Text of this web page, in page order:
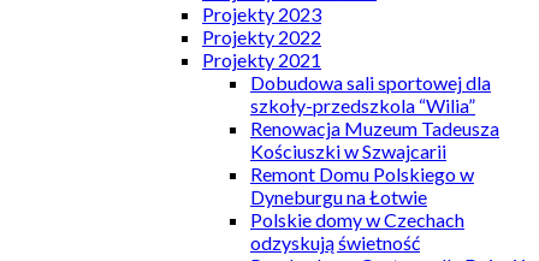
Projekty 2023
Projekty 2022
Projekty 2021
Dobudowa sali sportowej dla
szkoły-przedszkola “Wilia”
Renowacja Muzeum Tadeusza
Kościuszki w Szwajcarii
Remont Domu Polskiego w
Dyneburgu na Łotwie
Polskie domy w Czechach
odzyskują świetność